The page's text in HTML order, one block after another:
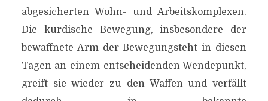
abgesicherten Wohn- und Arbeitskomplexen.
Die kurdische Bewegung, insbesondere der
bewaffnete Arm der Bewegungsteht in diesen
Tagen an einem entscheidenden Wendepunkt,
greift sie wieder zu den Waffen und verfällt